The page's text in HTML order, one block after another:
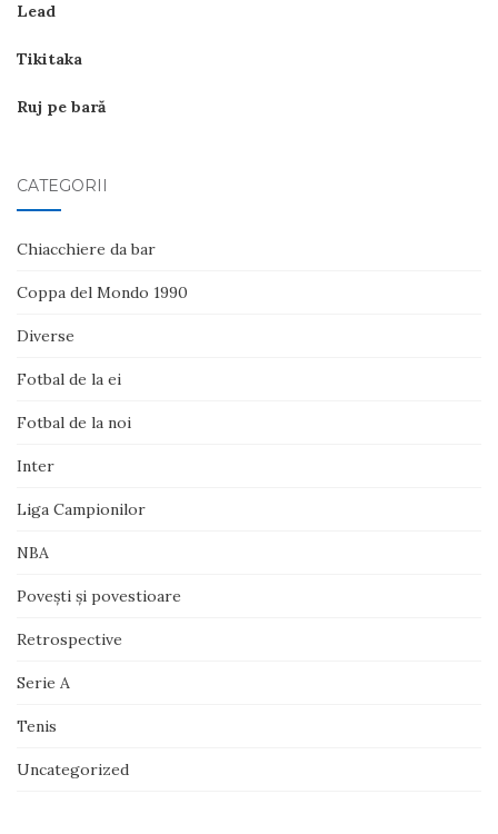
Lead
Tikitaka
Ruj pe bară
CATEGORII
Chiacchiere da bar
Coppa del Mondo 1990
Diverse
Fotbal de la ei
Fotbal de la noi
Inter
Liga Campionilor
NBA
Poveşti şi povestioare
Retrospective
Serie A
Tenis
Uncategorized